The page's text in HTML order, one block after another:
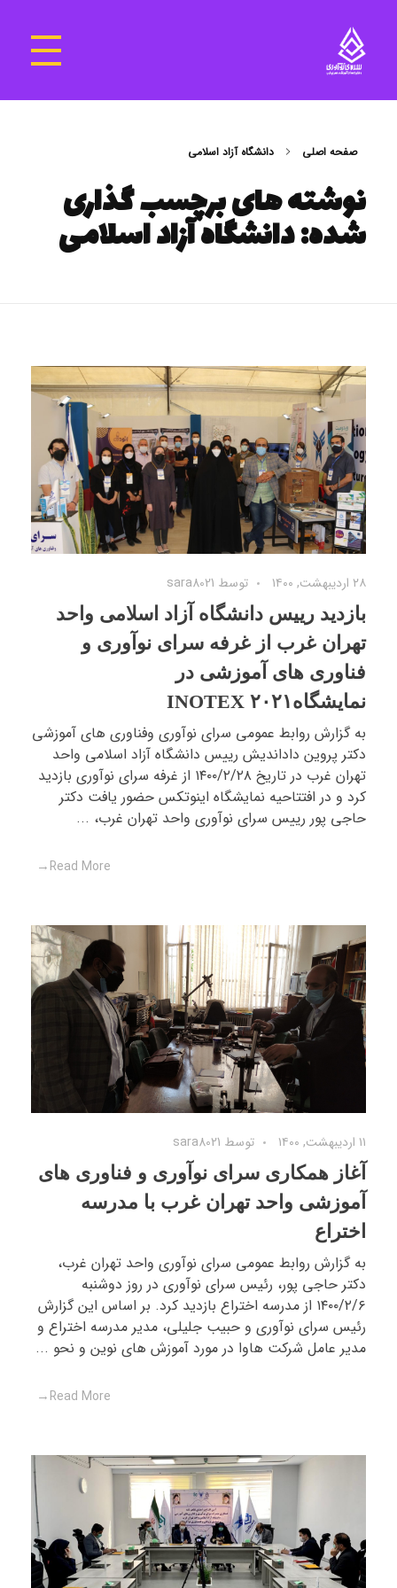
صفحه اصلی دانشگاه آزاد اسلامی
نوشته های برچسب گذاری
شده: دانشگاه آزاد اسلامی
۲۸ اردیبهشت, ۱۴۰۰ توسط sara8021
بازدید رییس دانشگاه آزاد اسلامی واحد
تهران غرب از غرفه سرای نوآوری و
فناوری های آموزشی در
نمایشگاهINOTEX ۲۰۲۱
به گزارش روابط عمومی سرای نوآوری وفناوری های آموزشی
دکتر پروین داداندیش رییس دانشگاه آزاد اسلامی واحد
تهران غرب در تاریخ ۱۴۰۰/۲/۲۸ از غرفه سرای نوآوری بازدید
کرد و در افتتاحیه نمایشگاه اینوتکس حضور یافت دکتر
حاجی پور رییس سرای نوآوری واحد تهران غرب، ...
Read More
۱۱ اردیبهشت, ۱۴۰۰ توسط sara8021
آغاز همکاری سرای نوآوری و فناوری های
آموزشی واحد تهران غرب با مدرسه
اختراع
به گزارش روابط عمومی سرای نوآوری واحد تهران غرب،
دکتر حاجی پور، رئیس سرای نوآوری در روز دوشنبه
۱۴۰۰/۲/۶ از مدرسه اختراع بازدید کرد. بر اساس این گزارش
رئیس سرای نوآوری و حبیب جلیلی، مدیر مدرسه اختراع و
مدیر عامل شرکت هاوا در مورد آموزش های نوین و نحو ...
Read More